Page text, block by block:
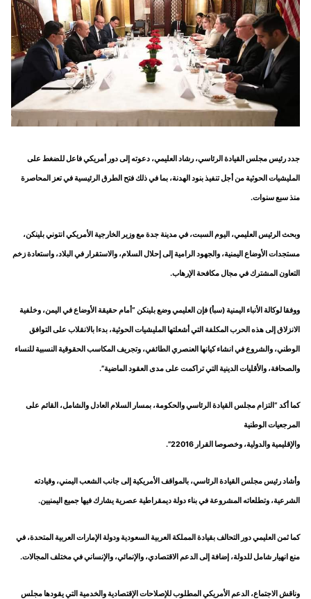
جدد رئيس مجلس القيادة الرئاسي، رشاد العليمي، دعوته إلى دور أمريكي فاعل للضغط على
المليشيات الحوثية من أجل تنفيذ بنود الهدنة، بما في ذلك فتح الطرق الرئيسية في تعز المحاصرة
منذ سبع سنوات.
وبحث الرئيس العليمي، اليوم السبت، في مدينة جدة مع وزير الخارجية الأمريكي انتوني بلينكن،
مستجدات الأوضاع اليمنية، والجهود الرامية إلى إحلال السلام، والاستقرار في البلاد، واستعادة زخم
التعاون المشترك في مجال مكافحة الإرهاب.
ووفقا لوكالة الأنباء اليمنية (سبأ) فإن العليمي وضع بلينكن “أمام حقيقة الأوضاع في اليمن، وخلفية
الانزلاق إلى هذه الحرب المكلفة التي أشعلتها المليشيات الحوثية، بدءا بالانقلاب على التوافق
الوطني، والشروع في انشاء كيانها العنصري الطائفي، وتجريف المكاسب الحقوقية النسبية للنساء
والصحافة، والأقليات الدينية التي تراكمت على مدى العقود الماضية”.
كما أكد “التزام مجلس القيادة الرئاسي والحكومة، بمسار السلام العادل والشامل، القائم على
المرجعيات الوطنية
والإقليمية والدولية، وخصوصا القرار 22016”.
وأشاد رئيس مجلس القيادة الرئاسي، بالمواقف الأمريكية إلى جانب الشعب اليمني، وقيادته
الشرعية، وتطلعاته المشروعة في بناء دولة ديمقراطية عصرية يشارك فيها جميع اليمنيين.
كما ثمن العليمي دور التحالف بقيادة المملكة العربية السعودية ودولة الإمارات العربية المتحدة، في
منع انهيار شامل للدولة، إضافة إلى الدعم الاقتصادي، والإنمائي، والإنساني في مختلف المجالات.
وناقش الاجتماع، الدعم الأمريكي المطلوب للإصلاحات الإقتصادية والخدمية التي يقودها مجلس